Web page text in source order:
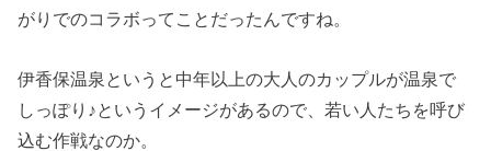
がりでのコラボってことだったんですね。
伊香保温泉というと中年以上の大人のカップルが温泉で
しっぽり♪というイメージがあるので、若い人たちを呼び
込む作戦なのか。